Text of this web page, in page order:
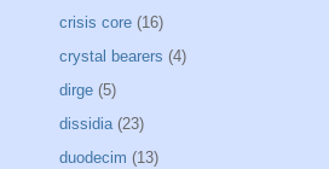
crisis core (16)
crystal bearers (4)
dirge (5)
dissidia (23)
duodecim (13)